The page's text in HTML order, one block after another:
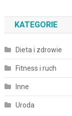
KATEGORIE
Dieta i zdrowie
Fitness i ruch
Inne
Uroda